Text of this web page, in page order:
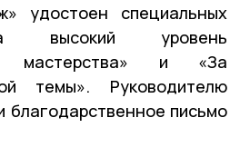
удостоен специальных
высокий уровень
мастерства» и «За
темы». Руководителю
благодарственное письмо